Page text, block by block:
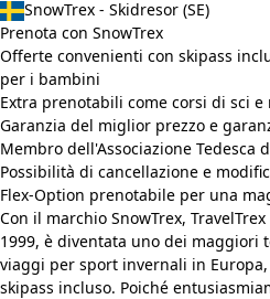
SnowTrex - Skidresor (SE)
Prenota con SnowTrex
Offerte convenienti con skipass
per i bambini
Extra prenotabili come corsi di sci e
Garanzia del miglior prezzo e
Membro dell'Associazione Tedesca
Possibilità di cancellazione e
Flex-Option prenotabile per una
Con il marchio SnowTrex,
1999, è diventata uno dei maggiori
viaggi per sport invernali in
skipass incluso. Poiché